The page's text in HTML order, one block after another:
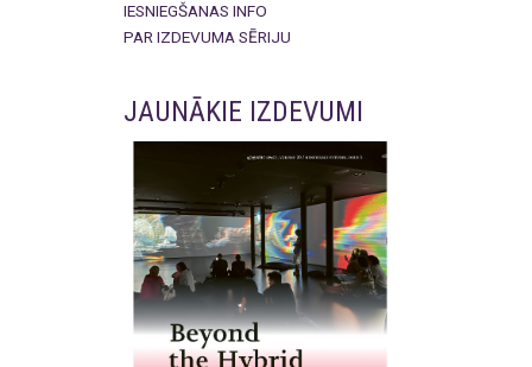
IESNIEGŠANAS INFO
PAR IZDEVUMA SĒRIJU
JAUNĀKIE IZDEVUMI